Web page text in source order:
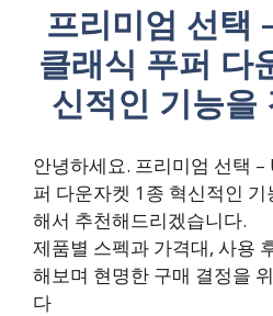
프리미엄 선택
클래식 푸퍼 다
신적인 기능을
안녕하세요. 프리미엄 선택 –
퍼 다운자켓 1종 혁신적인
해서 추천해드리겠습니다.
제품별 스펙과 가격대, 사용
해보며 현명한 구매 결정을
다